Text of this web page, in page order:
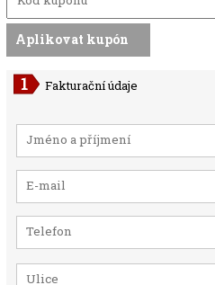
Fakturační údaje